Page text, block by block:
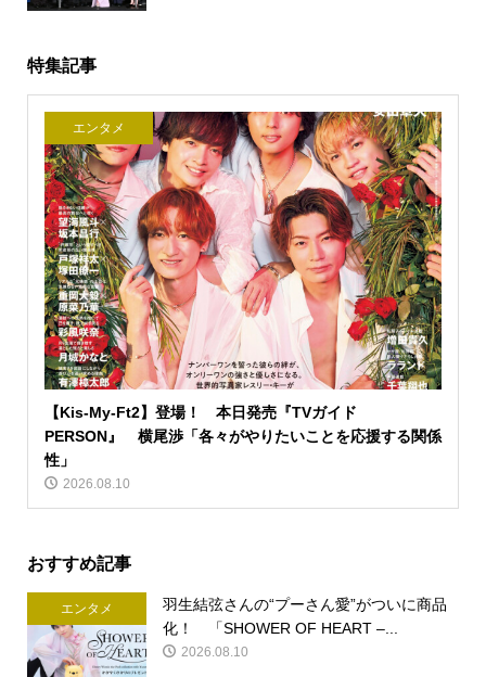
特集記事
エンタメ
【Kis-My-Ft2】登場！ 本日発売『TVガイド
PERSON』 横尾渉「各々がやりたいことを応援する関係
性」
2026.08.10
おすすめ記事
エンタメ
羽生結弦さんの“プーさん愛”がついに商品
化！ 「SHOWER OF HEART –...
2026.08.10